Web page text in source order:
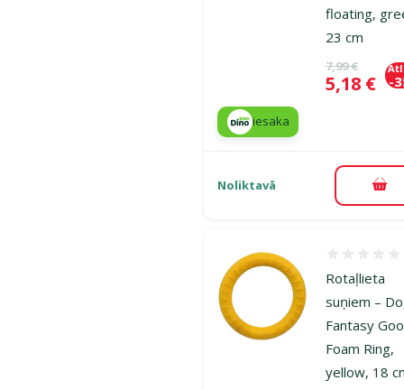
floating,
23 cm
Oriģinālā
7,99 €
Cena
5,18 € -
iesaka
Noliktavā
Rotaļlieta
suņiem –
Fantasy
Foam Ring,
yellow, 18